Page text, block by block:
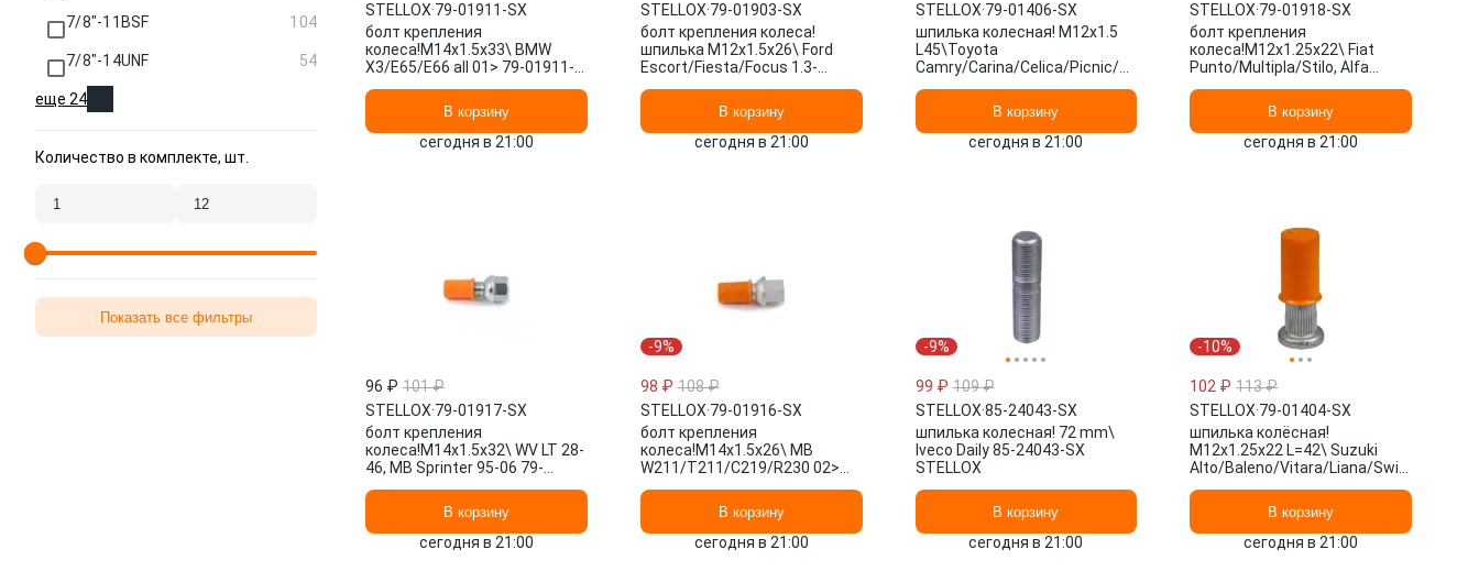
7/8"-11BSF 104
7/8"-14UNF 54
еще 24
Количество в комплекте, шт.
Показать все фильтры
STELLOX·79-01911-SX
болт крепления
колеса!M14x1.5x33\ BMW
X3/E65/E66 all 01> 79-01911-
В корзину
сегодня в 21:00
STELLOX·79-01903-SX
болт крепления колеса!
шпилька M12x1.5x26\ Ford
Escort/Fiesta/Focus 1.3-
STELLOX
В корзину
сегодня в 21:00
STELLOX·79-01406-SX
шпилька колесная! M12x1.5
L45\Toyota
Camry/Carina/Celica/Picnic/RAV-
01406-SX STELLOX
В корзину
сегодня в 21:00
STELLOX·79-01918-SX
болт крепления
колеса!M12x1.25x22\ Fiat
Punto/Multipla/Stilo, Alfa
01918-SX STELLOX
В корзину
сегодня в 21:00
96 ₽ 101 ₽
STELLOX·79-01917-SX
болт крепления
колеса!M14x1.5x32\ WV LT 28-
46, MB Sprinter 95-06 79-
В корзину
сегодня в 21:00
-9%
98 ₽ 108 ₽
STELLOX·79-01916-SX
болт крепления
колеса!M14x1.5x26\ MB
W211/T211/C219/R230 02>
В корзину
сегодня в 21:00
-9%
99 ₽ 109 ₽
STELLOX·85-24043-SX
шпилька колесная! 72 mm\
Iveco Daily 85-24043-SX
STELLOX
В корзину
сегодня в 21:00
-10%
102 ₽ 113 ₽
STELLOX·79-01404-SX
шпилька колёсная!
M12x1.25x22 L=42\ Suzuki
Alto/Baleno/Vitara/Liana/Swift/
В корзину
сегодня в 21:00